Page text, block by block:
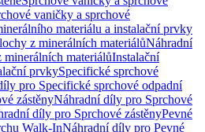
vaničky a sprchové
materiálu a instalační prvky
z minerálních materiálůNáhradní
materiálůInstalační
prvkySpecifické sprchové
pro Specifické sprchové odpadní
zástěnyNáhradní díly pro Sprchové
díly pro Sprchové zástěnyPevné
Walk-InNáhradní díly pro Pevné